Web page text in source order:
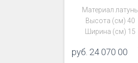
Материал латунь
Высота (см) 40
Ширина (см) 15
руб. 24 070 00